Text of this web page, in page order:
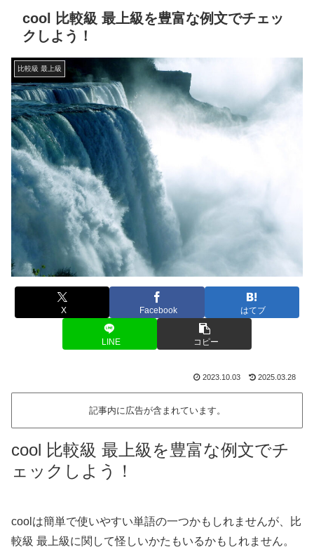
cool 比較級 最上級を豊富な例文でチェッ
クしよう！
比較級 最上級
X Facebook はてブ
LINE コピー
2023.10.03 2025.03.28
記事内に広告が含まれています。
cool 比較級 最上級を豊富な例文でチ
ェックしよう！
coolは簡単で使いやすい単語の一つかもしれませんが、比
較級 最上級に関して怪しいかたもいるかもしれません。